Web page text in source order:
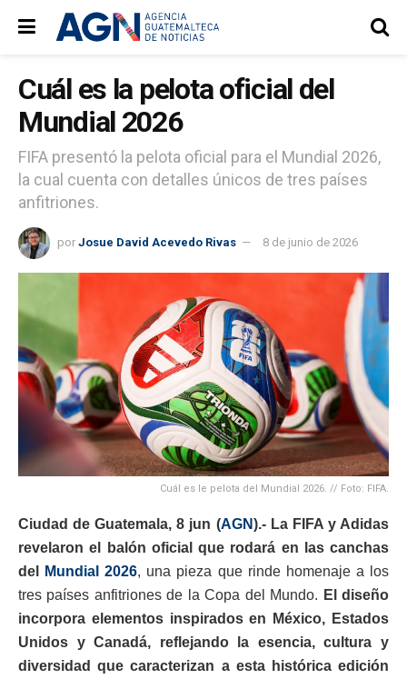
Cuál es la pelota oficial del
Mundial 2026
FIFA presentó la pelota oficial para el Mundial 2026,
la cual cuenta con detalles únicos de tres países
anfitriones.
por Josue David Acevedo Rivas 8 de junio de 2026
Cuál es le pelota del Mundial 2026. // Foto: FIFA.
Ciudad de Guatemala, 8 jun (AGN).- La FIFA y Adidas
revelaron el balón oficial que rodará en las canchas
del
Mundial 2026, una pieza que rinde homenaje a los
tres países anfitriones de la Copa del Mundo. El diseño
incorpora elementos inspirados en México, Estados
Unidos y Canadá, reflejando la esencia, cultura y
diversidad que caracterizan a esta histórica edición